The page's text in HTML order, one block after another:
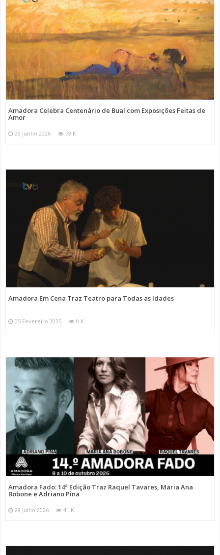
Amadora Celebra Centenário de Bual com Exposições Feitas de
Amor
29 Junho 2026 73 K
Amadora Em Cena Traz Teatro para Todas as Idades
05 Fevereiro 2025 0 K
Amadora Fado: 14ª Edição Traz Raquel Tavares, Maria Ana
Bobone e Adriano Pina
28 Julho 2026 41 K